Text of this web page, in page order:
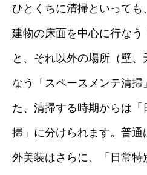
ひとくちに清掃といっても
建物の床面を中心に行なう
と、それ以外の場所（壁
なう「スペースメンテ清掃
た、清掃する時期からは
掃」に分けられます。普通
外美装はさらに、「日常特